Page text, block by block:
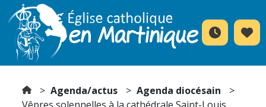
Agenda/actus
Agenda diocésain